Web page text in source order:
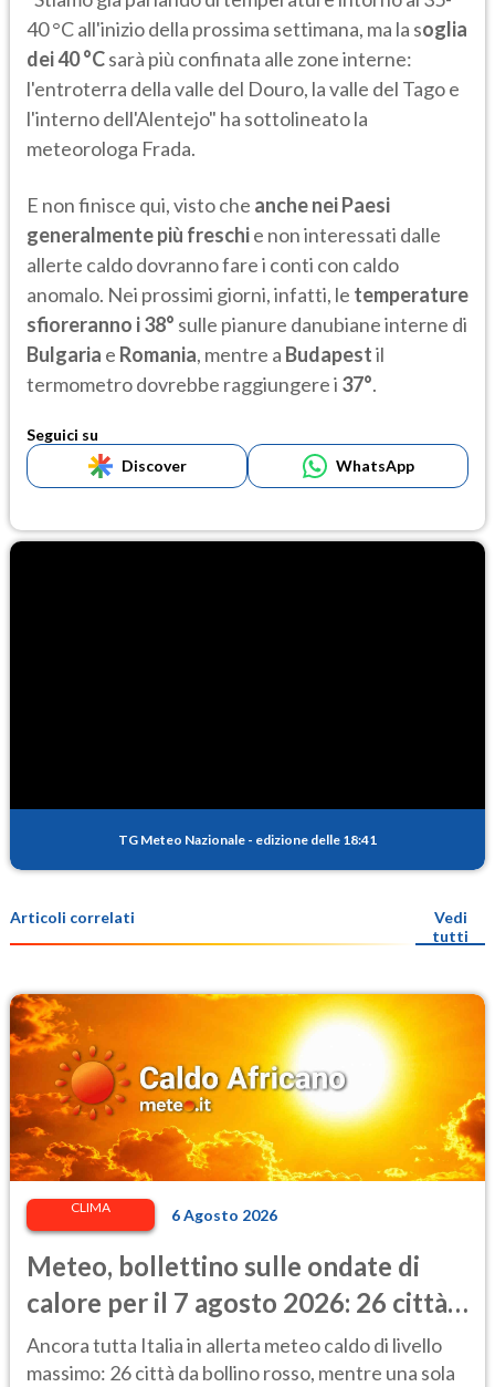
40 °C all'inizio della prossima settimana, ma la soglia
dei 40 °Csarà più confinata alle zone interne:
l'entroterra della valle del Douro, la valle del Tago e
l'interno dell'Alentejo" ha sottolineato la
meteorologa Frada.
E non finisce qui, visto che anche nei Paesi
generalmente più freschie non interessati dalle
allerte caldo dovranno fare i conti con caldo
anomalo. Nei prossimi giorni, infatti, le temperature
sfioreranno i 38° sulle pianure danubiane interne di
Bulgaria e Romania, mentre a Budapestil
termometro dovrebbe raggiungere i 37°.
Seguici su
Discover
WhatsApp
TG Meteo Nazionale - edizione delle 18:41
Articoli correlati
Vedi
tutti
CLIMA 6 Agosto 2026
Meteo, bollettino sulle ondate di
calore per il 7 agosto 2026: 26 città
da bollino rosso in Italia
Ancora tutta Italia in allerta meteo caldo di livello
massimo: 26 città da bollino rosso, mentre una sola